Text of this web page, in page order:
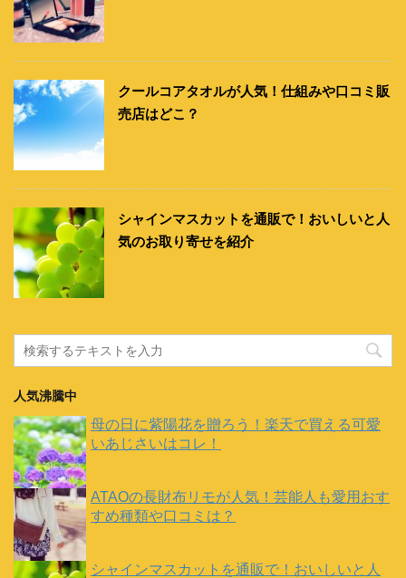
クールコアタオルが人気！仕組みや口コミ販
売店はどこ？
シャインマスカットを通販で！おいしいと人
気のお取り寄せを紹介
人気沸騰中
母の日に紫陽花を贈ろう！楽天で買える可愛
いあじさいはコレ！
ATAOの長財布リモが人気！芸能人も愛用おす
すめ種類や口コミは？
シャインマスカットを通販で！おいしいと人